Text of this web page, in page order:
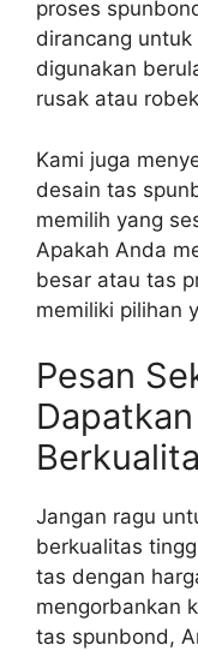
proses
dirancang
digunakan
rusak atau
Kami juga
desain tas
memilih yang
Apakah Anda
besar atau tas
memiliki pilihan
Pesan
Jangan ragu
berkualitas
tas dengan
mengorbankan
tas spunbond,